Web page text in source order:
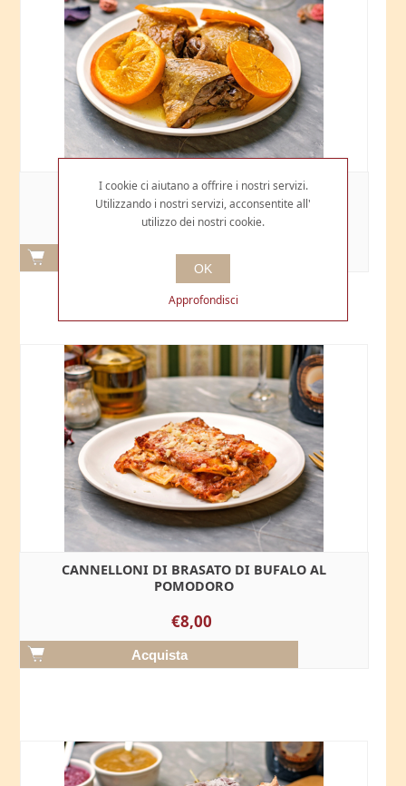
ANATRA ALL'ARANCIA
€10,00
CANNELLONI DI BRASATO DI BUFALO AL
POMODORO
€8,00
I cookie ci aiutano a offrire i nostri servizi.
Utilizzando i nostri servizi, acconsentite all'
utilizzo dei nostri cookie.
OK
Approfondisci